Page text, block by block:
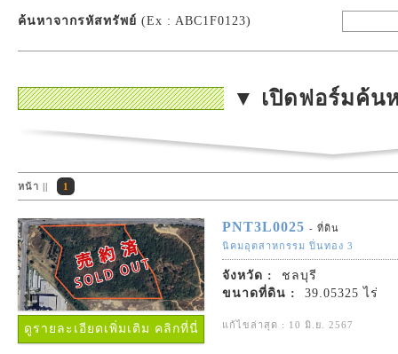
ค้นหาจากรหัสทรัพย์ (Ex : ABC1F0123)
▼ เปิดฟอร์มค้น
หน้า || 1
ดูรายละเอียดเพิ่มเติม คลิกที่นี่
PNT3L0025 - ที่ดิน
นิคมอุตสาหกรรม ปิ่นทอง 3
จังหวัด :
ชลบุรี
ขนาดที่ดิน :
39.05325 ไร่
แก้ไขล่าสุด : 10 มิ.ย. 2567